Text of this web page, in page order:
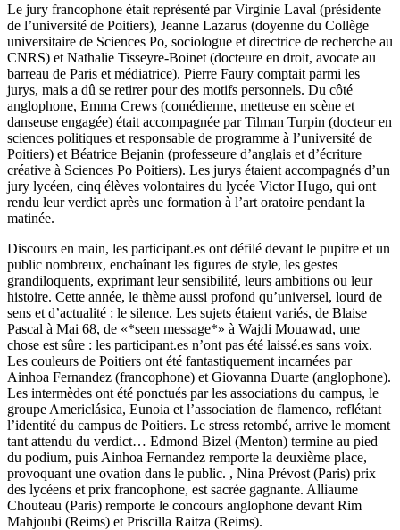
Le jury francophone était représenté par Virginie Laval (présidente
de l’université de Poitiers), Jeanne Lazarus (doyenne du Collège
universitaire de Sciences Po, sociologue et directrice de recherche au
CNRS) et Nathalie Tisseyre-Boinet (docteure en droit, avocate au
barreau de Paris et médiatrice). Pierre Faury comptait parmi les
jurys, mais a dû se retirer pour des motifs personnels. Du côté
anglophone, Emma Crews (comédienne, metteuse en scène et
danseuse engagée) était accompagnée par Tilman Turpin (docteur en
sciences politiques et responsable de programme à l’université de
Poitiers) et Béatrice Bejanin (professeure d’anglais et d’écriture
créative à Sciences Po Poitiers). Les jurys étaient accompagnés d’un
jury lycéen, cinq élèves volontaires du lycée Victor Hugo, qui ont
rendu leur verdict après une formation à l’art oratoire pendant la
matinée.
Discours en main, les participant.es ont défilé devant le pupitre et un
public nombreux, enchaînant les figures de style, les gestes
grandiloquents, exprimant leur sensibilité, leurs ambitions ou leur
histoire. Cette année, le thème aussi profond qu’universel, lourd de
sens et d’actualité : le silence. Les sujets étaient variés, de Blaise
Pascal à Mai 68, de «*seen message*» à Wajdi Mouawad, une
chose est sûre : les participant.es n’ont pas été laissé.es sans voix.
Les couleurs de Poitiers ont été fantastiquement incarnées par
Ainhoa Fernandez (francophone) et Giovanna Duarte (anglophone).
Les intermèdes ont été ponctués par les associations du campus, le
groupe Americlásica, Eunoia et l’association de flamenco, reflétant
l’identité du campus de Poitiers. Le stress retombé, arrive le moment
tant attendu du verdict… Edmond Bizel (Menton) termine au pied
du podium, puis Ainhoa Fernandez remporte la deuxième place,
provoquant une ovation dans le public. , Nina Prévost (Paris) prix
des lycéens et prix francophone, est sacrée gagnante. Alliaume
Chouteau (Paris) remporte le concours anglophone devant Rim
Mahjoubi (Reims) et Priscilla Raitza (Reims).